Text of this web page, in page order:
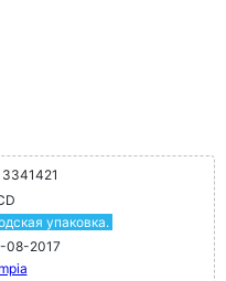
упаковка.
08-2017